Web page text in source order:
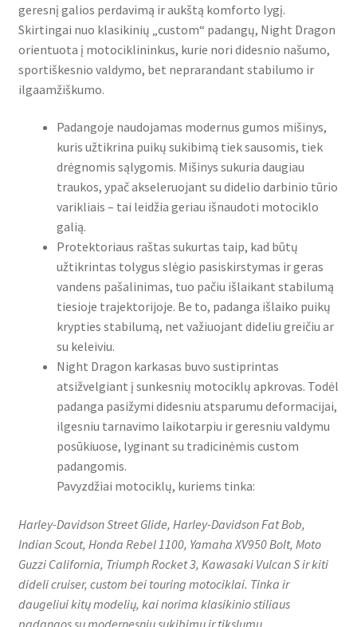
geresnį galios perdavimą ir aukštą komforto lygį.
Skirtingai nuo klasikinių „custom“ padangų, Night Dragon
orientuota į motociklininkus, kurie nori didesnio našumo,
sportiškesnio valdymo, bet neprarandant stabilumo ir
ilgaamžiškumo.
Padangoje naudojamas modernus gumos mišinys,
kuris užtikrina puikų sukibimą tiek sausomis, tiek
drėgnomis sąlygomis. Mišinys sukuria daugiau
traukos, ypač akseleruojant su didelio darbinio tūrio
varikliais – tai leidžia geriau išnaudoti motociklo
galią.
Protektoriaus raštas sukurtas taip, kad būtų
užtikrintas tolygus slėgio pasiskirstymas ir geras
vandens pašalinimas, tuo pačiu išlaikant stabilumą
tiesioje trajektorijoje. Be to, padanga išlaiko puikų
krypties stabilumą, net važiuojant dideliu greičiu ar
su keleiviu.
Night Dragon karkasas buvo sustiprintas
atsižvelgiant į sunkesnių motociklų apkrovas. Todėl
padanga pasižymi didesniu atsparumu deformacijai,
ilgesniu tarnavimo laikotarpiu ir geresniu valdymu
posūkiuose, lyginant su tradicinėmis custom
padangomis.
Pavyzdžiai motociklų, kuriems tinka:
Harley-Davidson Street Glide, Harley-Davidson Fat Bob,
Indian Scout, Honda Rebel 1100, Yamaha XV950 Bolt, Moto
Guzzi California, Triumph Rocket 3, Kawasaki Vulcan S ir kiti
dideli cruiser, custom bei touring motociklai. Tinka ir
daugeliui kitų modelių, kai norima klasikinio stiliaus
padangos su modernesniu sukibimu ir tikslumu.